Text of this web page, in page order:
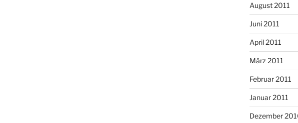
August 2011
Juni 2011
April 2011
März 2011
Februar 2011
Januar 2011
Dezember